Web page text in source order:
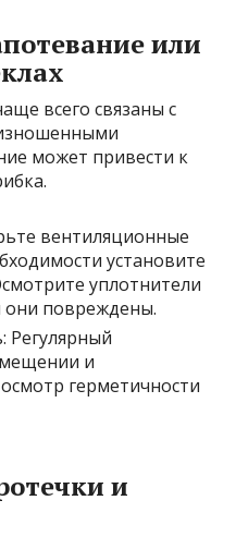
или
всего связаны с
может привести к
вентиляционные
установите
уплотнители
они повреждены.
Регулярный
и
герметичности
и